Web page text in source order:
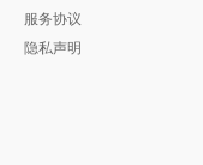
服务协议
隐私声明